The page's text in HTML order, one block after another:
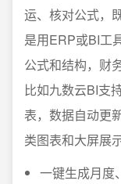
运、核对公式，
是用ERP或BI工
公式和结构，财
比如九数云BI支
表，数据自动更
类图表和大屏展示
一键生成月度